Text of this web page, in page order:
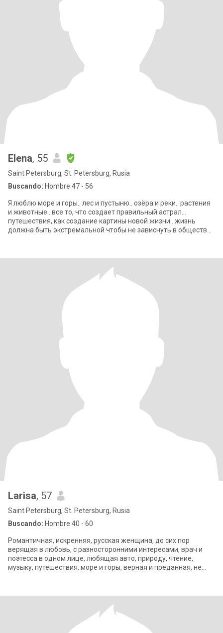
Elena, 55
Saint Petersburg, St. Petersburg, Rusia
Buscando: Hombre 47 - 56
Я люблю море и горы.. лес и пустыню.. озёра и реки.. растения
и животные.. все то, что создает правильный астрал…
путешествия, как создание картины новой жизни.. жизнь
должна быть экстремальной чтобы не зависнуть в обществе
Larisa, 57
Saint Petersburg, St. Petersburg, Rusia
Buscando: Hombre 40 - 60
Романтичная, искренняя, русская женщина, до сих пор
верящая в любовь, с разносторонними интересами, врач и
поэтесса в одном лице, любящая авто, природу, чтение,
музыку, путешествия, море и горы, верная и преданная, не